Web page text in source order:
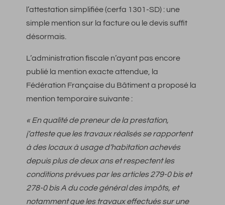
l’attestation simplifiée (cerfa 1301-SD) : une
simple mention sur la facture ou le devis suffit
désormais.
L’administration fiscale n’ayant pas encore
publié la mention exacte attendue, la
Fédération Française du Bâtiment a proposé la
mention temporaire suivante :
« En qualité de preneur de la prestation,
j’atteste que les travaux réalisés se rapportent
à des locaux à usage d’habitation achevés
depuis plus de deux ans et respectent les
conditions prévues par les articles 279-0 bis et
278-0 bis A du code général des impôts, et
notamment que les travaux effectués sur une